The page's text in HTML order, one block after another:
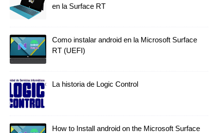
en la Surface RT
Como instalar android en la Microsoft Surface
RT (UEFI)
La historia de Logic Control
How to Install android on the Microsoft Surface